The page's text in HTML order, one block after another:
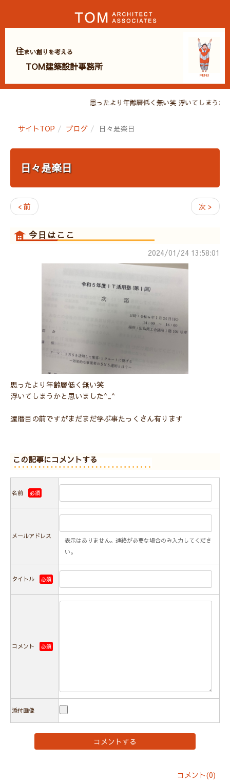
MENU
住まい創りを考える
TOM建築設計事務所
思ったより年齢層低く無い笑 浮いてしまう
サイトTOP ブログ 日々是楽日
日々是楽日
< 前 次 >
今日はここ
2024/01/24 13:58:01
思ったより年齢層低く無い笑
浮いてしまうかと思いました^_^
還暦目の前ですがまだまだ学ぶ事たっくさん有ります
この記事にコメントする
名前 必須
メールアドレス
表示はありません。連絡が必要な場合のみ入力してくださ
い。
タイトル 必須
コメント 必須
添付画像
コメント(0)